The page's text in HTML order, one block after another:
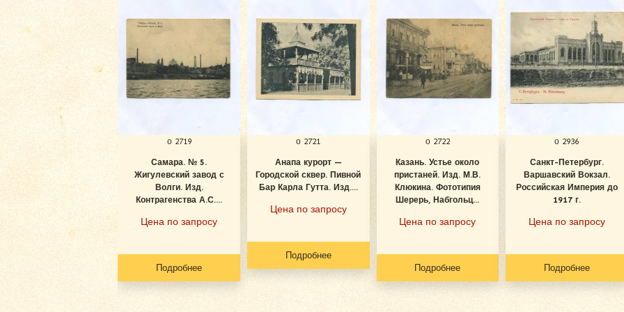
о 2719
Самара. № 5.
Жигулевский завод с
Волги. Изд.
Контрагенства А.С....
Цена по запросу
Подробнее
о 2721
Анапа курорт —
Городской сквер. Пивной
Бар Карла Гутта. Изд....
Цена по запросу
Подробнее
о 2722
Казань. Устье около
пристаней. Изд. М.В.
Клюкина. Фототипия
Шерерь, Набгольц...
Цена по запросу
Подробнее
о 2936
Санкт-Петербург.
Варшавский Вокзал.
Российская Империя до
1917 г.
Цена по запросу
Подробнее